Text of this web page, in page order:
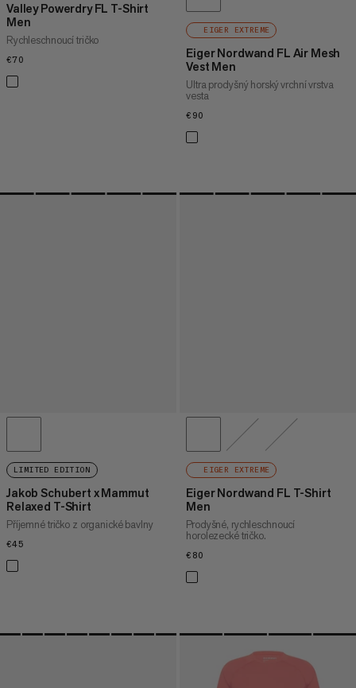
Valley Powerdry FL T-Shirt
Men
Rychleschnoucí tričko
€70
EIGER EXTREME
Eiger Nordwand FL Air Mesh
Vest Men
Ultra prodyšný horský vrchní vrstva
vesta
€90
LIMITED EDITION
Jakob Schubert x Mammut
Relaxed T-Shirt
Příjemné tričko z organické bavlny
€45
EIGER EXTREME
Eiger Nordwand FL T-Shirt
Men
Prodyšné, rychleschnoucí
horolezecké tričko.
€80